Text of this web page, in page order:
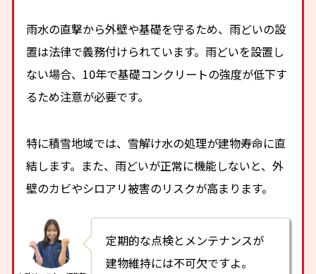
雨水の直撃から外壁や基礎を守るため、雨どいの設
置は法律で義務付けられています。雨どいを設置し
ない場合、10年で基礎コンクリートの強度が低下す
るため注意が必要です。
特に積雪地域では、雪解け水の処理が建物寿命に直
結します。また、雨どいが正常に機能しないと、外
壁のカビやシロアリ被害のリスクが高まります。
定期的な点検とメンテナンスが
建物維持には不可欠ですよ。